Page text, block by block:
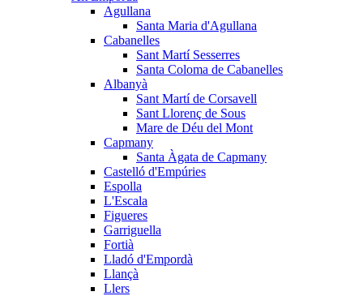
Agullana
Santa Maria d'Agullana
Cabanelles
Sant Martí Sesserres
Santa Coloma de Cabanelles
Albanyà
Sant Martí de Corsavell
Sant Llorenç de Sous
Mare de Déu del Mont
Capmany
Santa Àgata de Capmany
Castelló d'Empúries
Espolla
L'Escala
Figueres
Garriguella
Fortià
Lladó d'Empordà
Llançà
Llers